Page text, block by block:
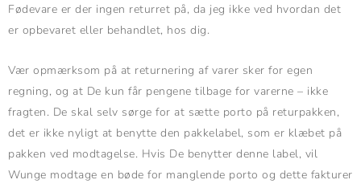
Fødevare er der ingen returret på, da jeg ikke ved hvordan det
er opbevaret eller behandlet, hos dig.
Vær opmærksom på at returnering af varer sker for egen
regning, og at De kun får pengene tilbage for varerne – ikke
fragten. De skal selv sørge for at sætte porto på returpakken,
det er ikke nyligt at benytte den pakkelabel, som er klæbet på
pakken ved modtagelse. Hvis De benytter denne label, vil
Wunge modtage en bøde for manglende porto og dette fakturer